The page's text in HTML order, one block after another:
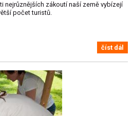
nejrůznějších zákoutí naší země vybízejí
počet turistů.
číst dál